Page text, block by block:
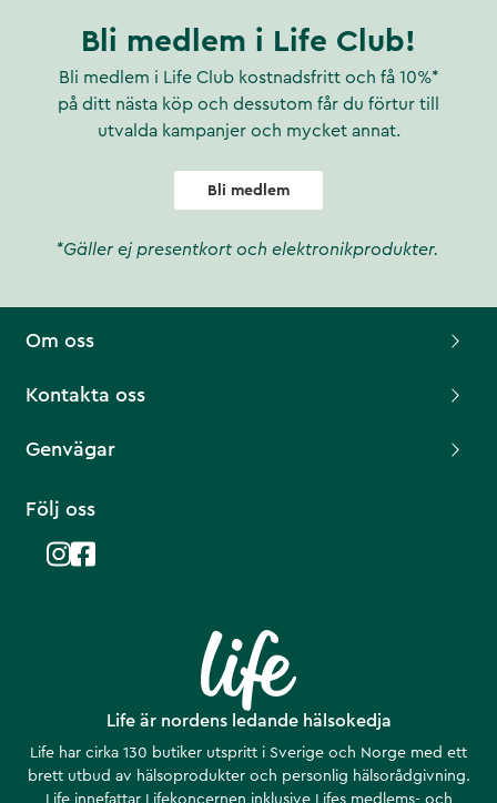
Bli medlem i Life Club!
Bli medlem i Life Club kostnadsfritt och få 10%*
på ditt nästa köp och dessutom får du förtur till
utvalda kampanjer och mycket annat.
Bli medlem
*Gäller ej presentkort och elektronikprodukter.
Life är nordens ledande hälsokedja
Life har cirka 130 butiker utspritt i Sverige och Norge med ett
brett utbud av hälsoprodukter och personlig hälsorådgivning.
Life innefattar Lifekoncernen inklusive Lifes medlems- och
Om oss
Kontakta oss
Genvägar
Följ oss